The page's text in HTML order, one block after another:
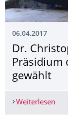
06.04.2017
Dr.
Präsidium
gewählt
Weiterlesen